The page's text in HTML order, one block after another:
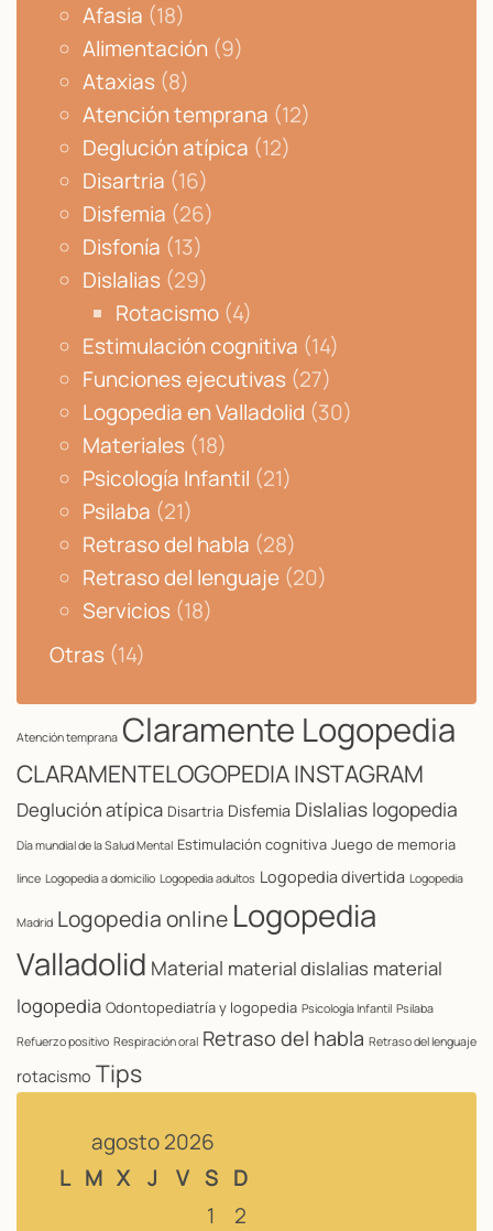
Afasia (18)
Alimentación (9)
Ataxias (8)
Atención temprana (12)
Deglución atípica (12)
Disartria (16)
Disfemia (26)
Disfonía (13)
Dislalias (29)
Rotacismo (4)
Estimulación cognitiva (14)
Funciones ejecutivas (27)
Logopedia en Valladolid (30)
Materiales (18)
Psicología Infantil (21)
Psilaba (21)
Retraso del habla (28)
Retraso del lenguaje (20)
Servicios (18)
Otras (14)
Atención temprana Claramente Logopedia
CLARAMENTELOGOPEDIA INSTAGRAM
Deglución atípica Disartria Disfemia Dislalias logopedia
Día mundial de la Salud Mental Estimulación cognitiva Juego de memoria
lince Logopedia a domicilio Logopedia adultos Logopedia divertida Logopedia
Madrid Logopedia online Logopedia
Valladolid Material material dislalias material
logopedia Odontopediatría y logopedia Psicología Infantil Psilaba
Refuerzo positivo Respiración oral Retraso del habla Retraso del lenguaje
rotacismo Tips
agosto 2026
L M X J V S D
1
2